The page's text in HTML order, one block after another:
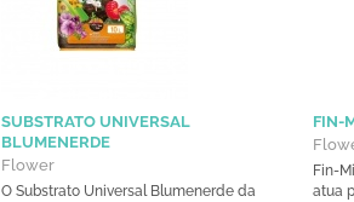
SUBSTRATO UNIVERSAL
BLUMENERDE
Flower
O Substrato Universal Blumenerde da
FIN-
Fin-
atua